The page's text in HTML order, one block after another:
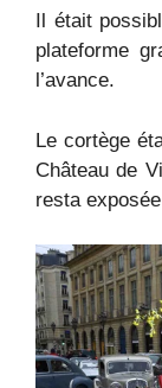
Il était
plateforme
l’avance.
Le cortège
Château de
resta